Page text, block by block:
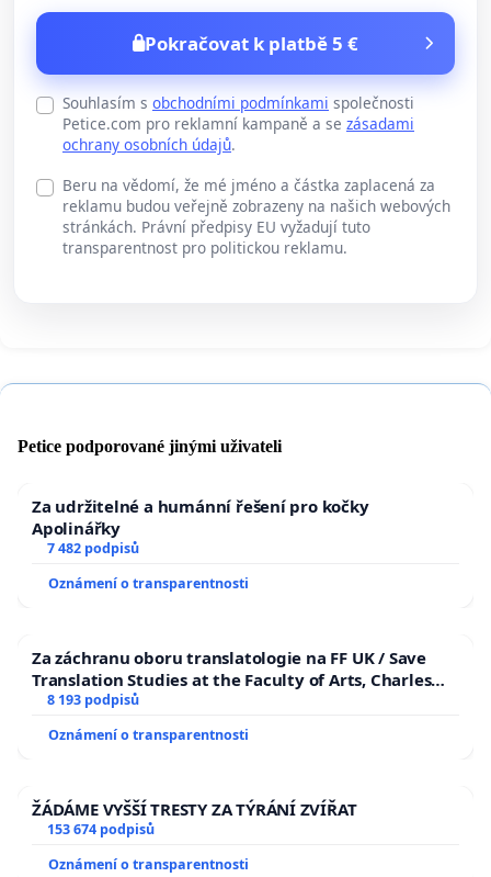
Pokračovat k platbě 5 €
Souhlasím s obchodními podmínkami společnosti
Petice.com pro reklamní kampaně a se zásadami
ochrany osobních údajů.
Beru na vědomí, že mé jméno a částka zaplacená za
reklamu budou veřejně zobrazeny na našich webových
stránkách. Právní předpisy EU vyžadují tuto
transparentnost pro politickou reklamu.
Petice podporované jinými uživateli
Za udržitelné a humánní řešení pro kočky
Apolinářky
7 482 podpisů
Oznámení o transparentnosti
Za záchranu oboru translatologie na FF UK / Save
Translation Studies at the Faculty of Arts, Charles
University
8 193 podpisů
Oznámení o transparentnosti
ŽÁDÁME VYŠŠÍ TRESTY ZA TÝRÁNÍ ZVÍŘAT
153 674 podpisů
Oznámení o transparentnosti